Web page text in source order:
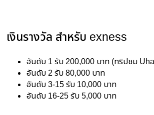
เงินรางวัล สำหรับ exness
อันดับ 1 รับ 200,000 บาท (ทริปชม
อันดับ 2 รับ 80,000 บาท
อันดับ 3-15 รับ 10,000 บาท
อันดับ 16-25 รับ 5,000 บาท